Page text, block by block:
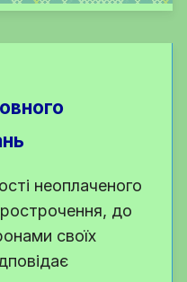
неоплаченого
до
своїх